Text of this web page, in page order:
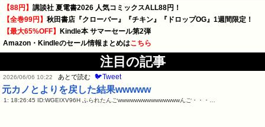
【88円】 講談社 夏電書2026 人気コミックスALL88円！
【全巻99円】 秋田書店『クローバー』『チキン』『ドロップOG』1週間限定！
【最大65%OFF】
Kindle本 サマーセール第2弾
Amazon・Kindleのセール情報まとめはこちら
注目の記事
2026/06/06 10:22 あとで読む 🐦Tweet
元カノとよりを戻した結果wwwww
1: 18:26:45 ID:WGEIXV96H ふられたんごwwwwwwwwwwwwwwwんご・・・…